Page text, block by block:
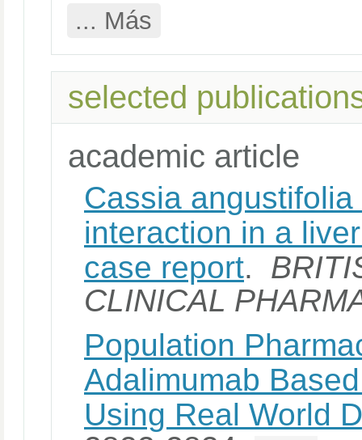
... Más
selected
academic article
Cassia
interaction in a
case report.
CLINICAL
Population
Adalimumab
Using Real World